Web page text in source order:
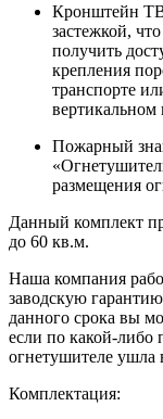
Кронштейн
застежкой,
получить
крепления
транспорте
Пожарный
размещения
Данный комплект
до 60 кв.м.
Наша компания
заводскую
данного срока вы
если по какой-либо
огнетушителе ушла
Комплектация: